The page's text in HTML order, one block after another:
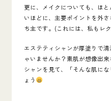
更に、メイクについても、ほ
いほどに、主要ポイントを外
ち主です。(これには、私もレ
エステティシャンが厚塗りで
ゃいませんか？素肌が想像出
シャンを見て、「そんな肌に
ょう